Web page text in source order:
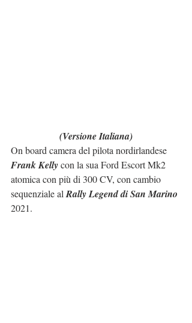
(Versione Italiana)
On board camera del pilota nordirlandese
Frank Kelly con la sua Ford Escort Mk2
atomica con più di 300 CV, con cambio
sequenziale al Rally Legend di San Marino
2021.